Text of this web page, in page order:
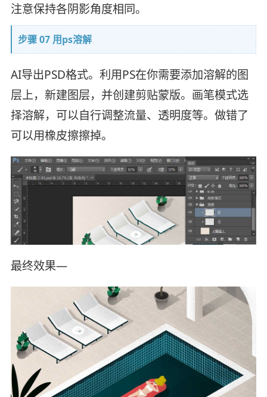
注意保持各阴影角度相同。
步骤 07 用ps溶解
AI导出PSD格式。利用PS在你需要添加溶解的图
层上，新建图层，并创建剪贴蒙版。画笔模式选
择溶解，可以自行调整流量、透明度等。做错了
可以用橡皮擦擦掉。
最终效果—